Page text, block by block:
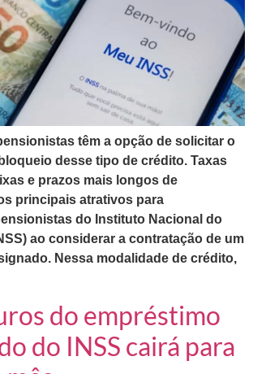
têm a opção de solicitar o
desse tipo de crédito. Taxas
e prazos mais longos de
principais atrativos para
do Instituto Nacional do
ao considerar a contratação de um
Nessa modalidade de crédito,
do empréstimo
do INSS cairá para